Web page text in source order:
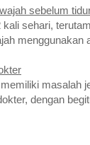
sebelum
sehari,
menggunakan
masalah
dengan